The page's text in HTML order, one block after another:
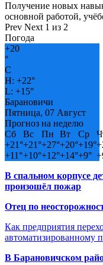
Получение новых
основной работой,
Prev Next 1 из 2
Погода
+20
°
C
H: +22°
L: +15°
Барановичи
Пятница, 07 Август
Прогноз на неделю
Сб
Вс Пн Вт Ср
+21°+21°+27°+20°+19°+
+11°+10°+12°+14°+9° +
В спальном корпусе
произошёл пожар
Отец по
Как предприятия
автоматизированному
В Барановичском